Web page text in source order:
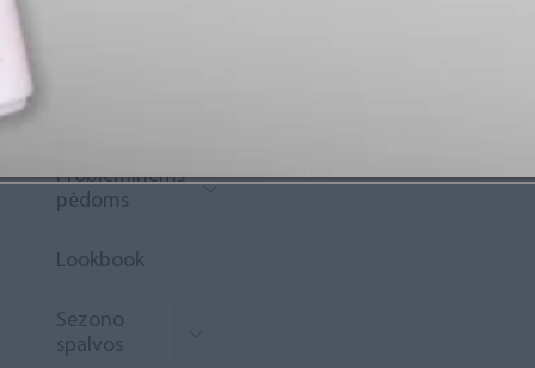
Probleminėms
pėdoms
Lookbook
Sezono
spalvos